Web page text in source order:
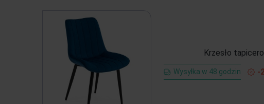
Krzesło
Wysyłka w 48 godzin -